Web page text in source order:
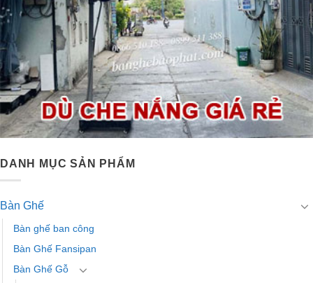
DANH MỤC SẢN PHẨM
Bàn Ghế
Bàn ghế ban công
Bàn Ghế Fansipan
Bàn Ghế Gỗ